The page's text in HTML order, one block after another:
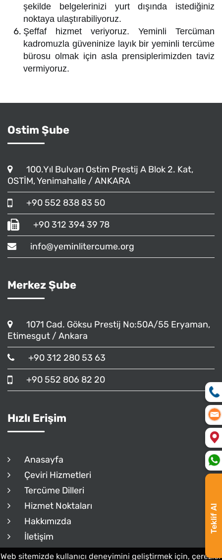
şekilde belgelerinizi yurt dışında istediğiniz
noktaya ulaştırabiliyoruz.
Şeffaf hizmet veriyoruz. Yeminli Tercüman
kadromuzla güveninize layık bir yeminli tercüme
bürosu olmak için asla prensiplerimizden taviz
vermiyoruz.
Ostim Şube
100.Yıl Bulvarı Ostim Prestij A Blok 2. Kat,
OSTİM, Yenimahalle / ANKARA
+90 552 838 83 50
+90 312 394 39 78
info@yeminlitercume.org
Merkez Şube
1071 Cad. Göksu Prestij No:50A/55 Eryaman,
Etimesgut / Ankara
+90 312 280 53 63
+90 552 806 82 20
Hızlı Erişim
Anasayfa
Çeviri Hizmetleri
Tercüme Dilleri
Hizmet Noktaları
Hakkımızda
İletişim
Teklif Al
Web sitemizde kullanıcı deneyimini geliştirmek için, çerezler